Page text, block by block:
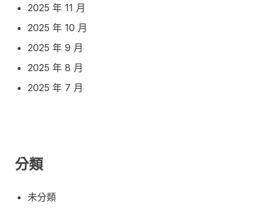
2025 年 11 月
2025 年 10 月
2025 年 9 月
2025 年 8 月
2025 年 7 月
分類
未分類